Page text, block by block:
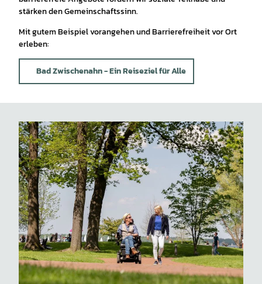
stärken den Gemeinschaftssinn.
Mit gutem Beispiel vorangehen und Barrierefreiheit vor Ort
erleben:
Bad Zwischenahn - Ein Reiseziel für Alle